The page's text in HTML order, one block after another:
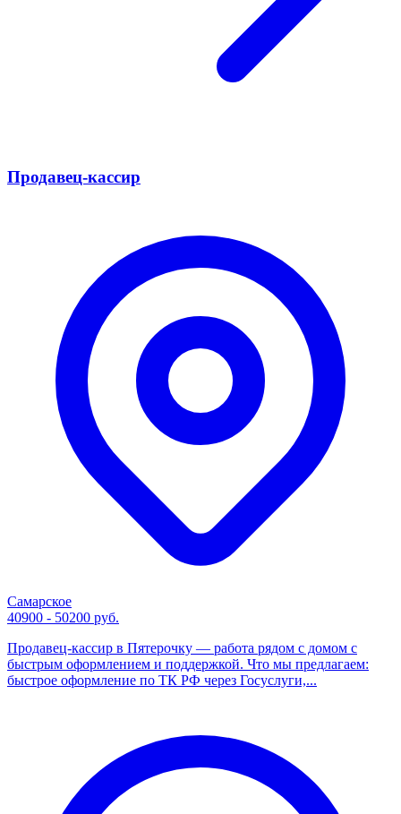
Продавец-кассир
Самарское
40900 - 50200 руб.
Продавец-кассир в Пятерочку — работа рядом с домом с
быстрым оформлением и поддержкой. Что мы предлагаем:
быстрое оформление по ТК РФ через Госуслуги,...